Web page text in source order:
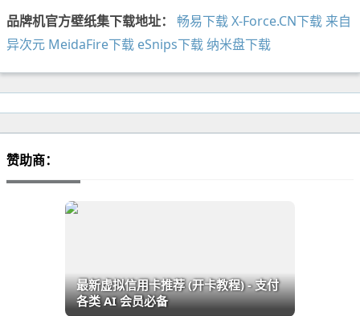
品牌机官方壁纸集下载地址： 畅易下载X-Force.CN下载 来自
异次元 MeidaFire下载 eSnips下载纳米盘下载
赞助商：
最新虚拟信用卡推荐 (开卡教程) - 支付
各类 AI 会员必备